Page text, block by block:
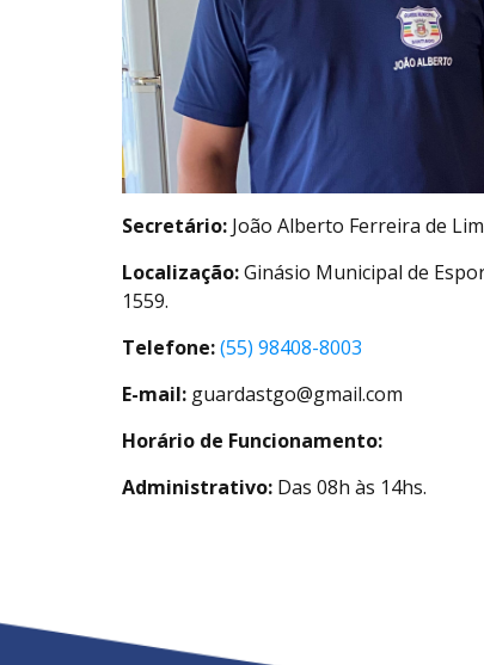
Secretário: João Alberto Ferreira de
Localização:Ginásio Municipal de
1559.
Telefone:(55) 98408-8003
E-mail: guardastgo@gmail.com
Horário de Funcionamento:
Administrativo: Das 08h às 14hs.